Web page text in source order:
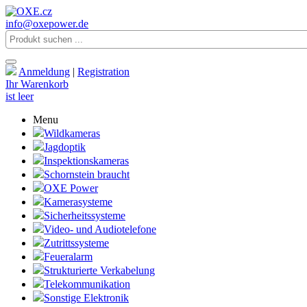
info@oxepower.de
Anmeldung | Registration
Ihr Warenkorb
ist leer
Menu
Wildkameras
Jagdoptik
Inspektionskameras
Schornstein braucht
OXE Power
Kamerasysteme
Sicherheitssysteme
Video- und Audiotelefone
Zutrittssysteme
Feueralarm
Strukturierte Verkabelung
Telekommunikation
Sonstige Elektronik